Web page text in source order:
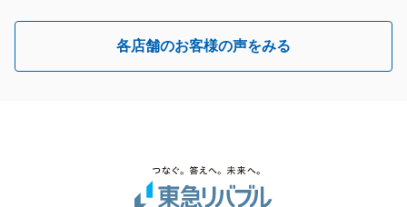
各店舗のお客様の声をみる